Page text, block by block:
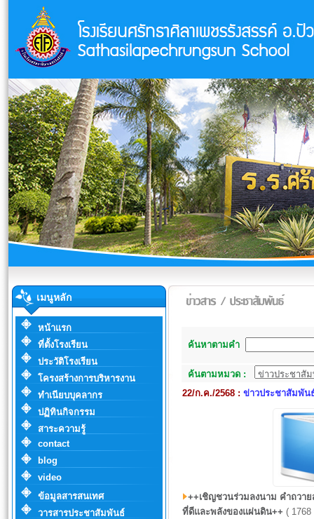
เมนูหลัก
หน้าแรก
ที่ตั้งโรงเรียน
ประวัติโรงเรียน
โครงสร้างการบริหารงาน
ทำเนียบบุคลากร
ปฏิทินกิจกรรม
สาระความรู้
contact
blog
video
ข้อมูลสารสนเทศ
วารสารประชาสัมพันธ์
ค้นหาตามคำ
ค้นตามหมวด :
22/ก.ค./2568 : ข่าวประชาสัมพัน
++เชิญชวนร่วมลงนาม คำถวา
ที่ดีและพลังของแผ่นดิน++ ( 1768